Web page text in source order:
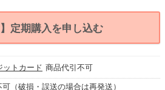
】定期購入を申し込む
ットカード 商品代引不可
（破損・誤送の場合は再発送）